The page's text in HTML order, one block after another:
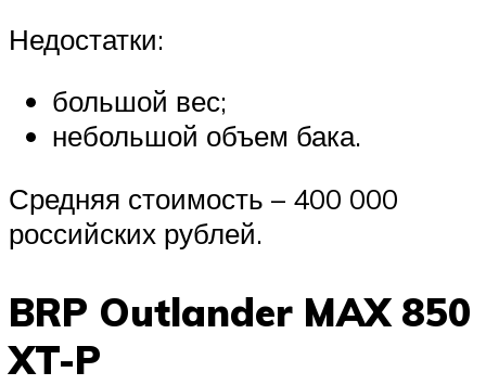
Недостатки:
большой вес;
небольшой объем бака.
Средняя стоимость – 400 000
российских рублей.
BRP Outlander MAX 850
XT-P